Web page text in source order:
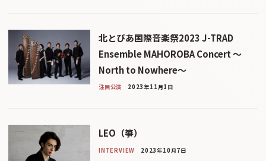
北とぴあ国際音楽祭2023 J-TRAD
Ensemble MAHOROBA Concert ～
North to Nowhere～
注目公演 2023年11月1日
LEO（箏）
INTERVIEW 2023年10月7日